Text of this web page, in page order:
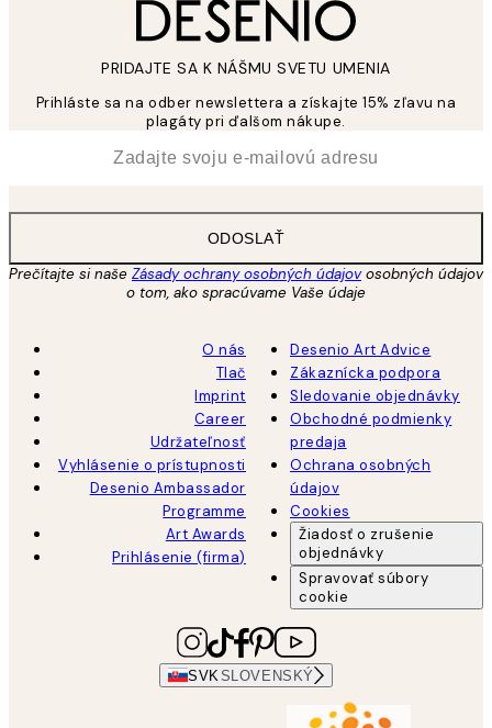
PRIDAJTE SA K NÁŠMU SVETU UMENIA
Prihláste sa na odber newslettera a získajte 15% zľavu na
plagáty pri ďalšom nákupe.
ODOSLAŤ
Prečítajte si naše Zásady ochrany osobných údajovosobných údajov
o tom, ako spracúvame Vaše údaje
O nás
Tlač
Imprint
Career
Udržateľnosť
Vyhlásenie o prístupnosti
Desenio Ambassador
Programme
Art Awards
Prihlásenie (firma)
Desenio Art Advice
Zákaznícka podpora
Sledovanie objednávky
Obchodné podmienky
predaja
Ochrana osobných
údajov
Cookies
Žiadosť o zrušenie
objednávky
Spravovať súbory
cookie
SVK SLOVENSKÝ